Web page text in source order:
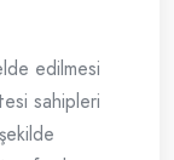
edilmesi
sahipleri